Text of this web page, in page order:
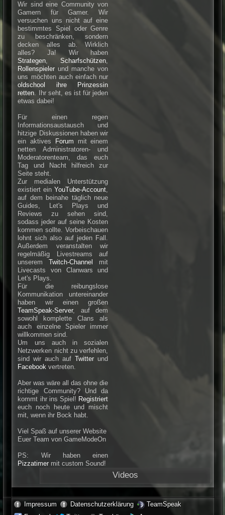
Wir sind eine Community von
Gamern für Gamer. Wir
versuchen uns nicht auf eine
bestimmtes Spiel oder Genre
zu beschränken, sondern
decken alles ab. Wirklich
alles? Ja! Wir haben
Strategen,Scharfschützen,
Rollenspieler und manche von
uns möchten auch einfach nur
oldschool ihre Prinzessin
retten. Ihr seht, es ist für jeden
etwas dabei!
Für einen regen
Informationsaustausch und
hitzige Diskussionen haben wir
ein aktives
Forum mit einem
netten Administratoren- und
Moderatorenteam, das euch
Tag und Nacht hilfreich zur
Seite steht.
Zur medialen Unterstützung
existiert einYouTube-Account,
auf dem beinahe täglich neue
Guides, Let's Plays und
Reviews zu sehen sind,
sodass jeder auf seine Kosten
kommen sollte. Vorbeischauen
lohnt sich also auf jeden Fall.
Außerdem veranstalten wir
regelmäßig Livestreams auf
unseremTwitch-Channel
mit
Livecasts von Clanwars und
Let's Plays.
Für die reibungslose
Kommunikation untereinander
haben wir einen großen
TeamSpeak-Server, auf dem
sowohl komplette Clans als
auch einzelne Spieler immer
willkommen sind.
Um uns auch in sozialen
Netzwerken nicht zu verfehlen,
sind wir auch aufTwitter und
Facebook vertreten.
Aber was wäre all das ohne die
richtige Community? Und da
kommt ihr ins Spiel! Registriert
euch noch heute und mischt
mit, wenn ihr Bock habt.
Viel Spaß auf unserer Website
Euer Team von GameModeOn
PS: Wir haben einen
Pizzatimer mit custom Sound!
Videos
Impressum Datenschutzerklärung
TeamSpeak